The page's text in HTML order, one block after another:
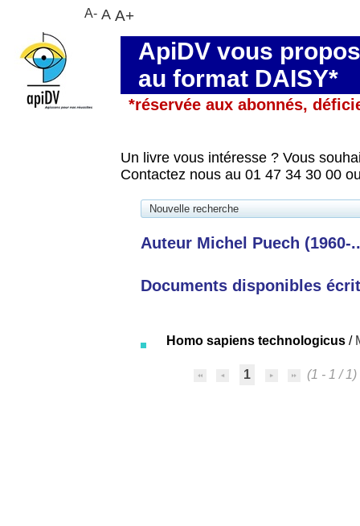
ApiDV vous
au format DAISY*
*réservée aux abonnés,
Un livre vous intéresse ? Vous
Contactez nous au 01 47 34 30 00
Nouvelle recherche
Auteur Michel Puech (1960-
Documents disponibles
Homo sapiens technologicus /
1 (1 - 1 / 1)
A- A A+